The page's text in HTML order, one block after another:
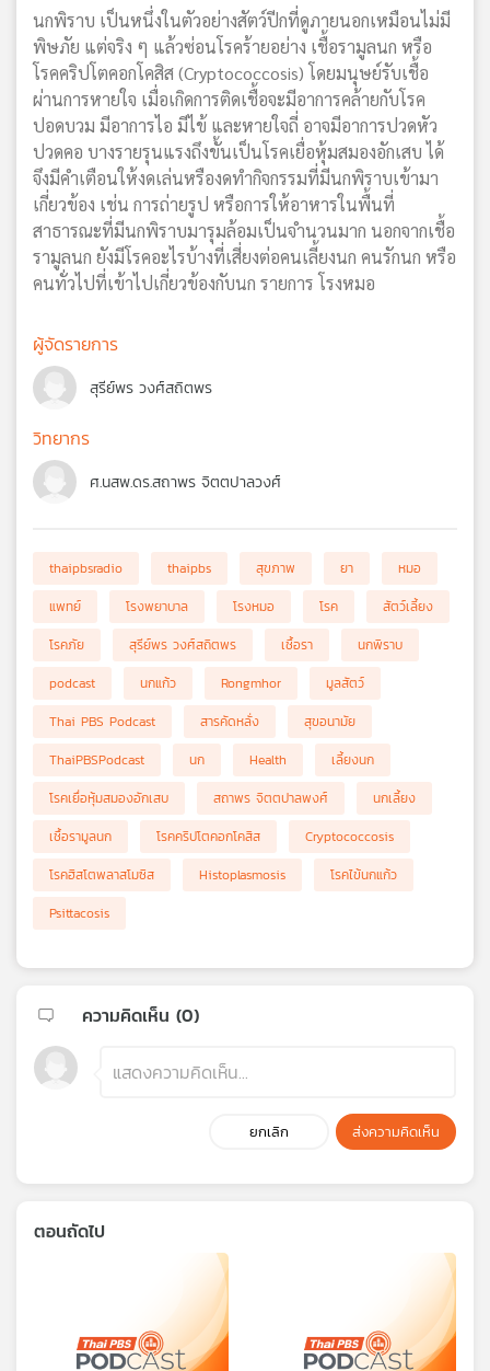
นกพิราบ เป็นหนึ่งในตัวอย่างสัตว์ปีกที่ดูภายนอกเหมือนไม่มี
พิษภัย แต่จริง ๆ แล้วซ่อนโรคร้ายอย่าง เชื้อรามูลนก หรือ
โรคคริปโตคอกโคสิส (Cryptococcosis) โดยมนุษย์รับเชื้อ
ผ่านการหายใจ เมื่อเกิดการติดเชื้อจะมีอาการคล้ายกับโรค
ปอดบวม มีอาการไอ มีไข้ และหายใจถี่ อาจมีอาการปวดหัว
ปวดคอ บางรายรุนแรงถึงขั้นเป็นโรคเยื่อหุ้มสมองอักเสบ ได้
จึงมีคำเตือนให้งดเล่นหรืองดทำกิจกรรมที่มีนกพิราบเข้ามา
เกี่ยวข้อง เช่น การถ่ายรูป หรือการให้อาหารในพื้นที่
สาธารณะที่มีนกพิราบมารุมล้อมเป็นจำนวนมาก นอกจากเชื้อ
รามูลนก ยังมีโรคอะไรบ้างที่เสี่ยงต่อคนเลี้ยงนก คนรักนก หรือ
คนทั่วไปที่เข้าไปเกี่ยวข้องกับนก รายการ โรงหมอ
ผู้จัดรายการ
สุรีย์พร วงศ์สถิตพร
วิทยากร
ศ.นสพ.ดร.สถาพร จิตตปาลวงศ์
thaipbsradio thaipbs สุขภาพ ยา
หมอ
แพทย์
โรงพยาบาล โรงหมอ โรค
สัตว์เลี้ยง
โรคภัย
สุรีย์พร วงศ์สถิตพร เชื้อรา
นกพิราบ
podcast
นกแก้ว Rongmhor
มูลสัตว์
Thai PBS Podcast
สารคัดหลั่ง
สุขอนามัย
ThaiPBSPodcast
นก Health
เลี้ยงนก
โรคเยื่อหุ้มสมองอักเสบ
สถาพร จิตตปาลพงศ์
นกเลี้ยง
เชื้อรามูลนก
โรคคริปโตคอกโคสิส
Cryptococcosis
โรคฮิสโตพลาสโมซิส
Histoplasmosis
โรคไข้นกแก้ว
Psittacosis
ความคิดเห็น (0)
ยกเลิก ส่งความคิดเห็น
ตอนถัดไป